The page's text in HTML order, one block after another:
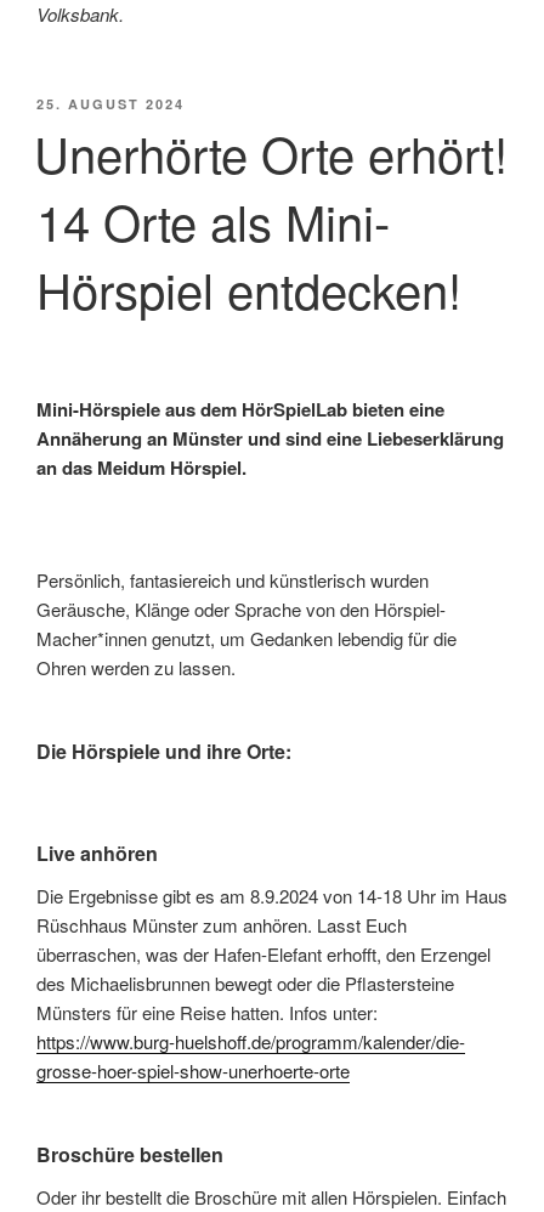
Volksbank.
VERÖFFENTLICHT
25. AUGUST 2024
Unerhörte Orte erhört!
14 Orte als Mini-
Hörspiel entdecken!
Mini-Hörspiele aus dem HörSpielLab bieten eine
Annäherung an Münster und sind eine Liebeserklärung
an das Meidum Hörspiel.
Persönlich, fantasiereich und künstlerisch wurden
Geräusche, Klänge oder Sprache von den Hörspiel-
Macher*innen genutzt, um Gedanken lebendig für die
Ohren werden zu lassen.
Die Hörspiele und ihre Orte:
Live anhören
Die Ergebnisse gibt es am 8.9.2024 von 14-18 Uhr im Haus
Rüschhaus Münster zum anhören. Lasst Euch
überraschen, was der Hafen-Elefant erhofft, den Erzengel
des Michaelisbrunnen bewegt oder die Pflastersteine
Münsters für eine Reise hatten. Infos unter:
https://www.burg-huelshoff.de/programm/kalender/die-
grosse-hoer-spiel-show-unerhoerte-orte
Broschüre bestellen
Oder ihr bestellt die Broschüre mit allen Hörspielen. Einfach